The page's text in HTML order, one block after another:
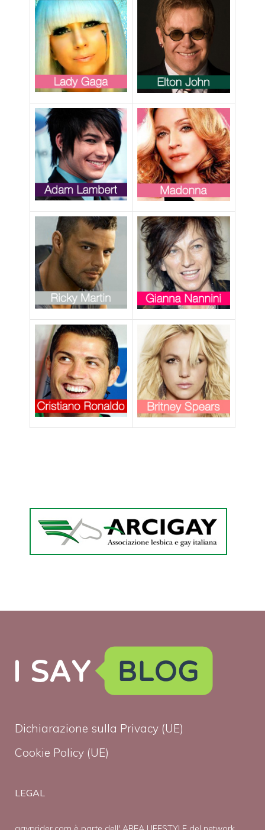
Dichiarazione sulla Privacy (UE)
Cookie Policy (UE)
LEGAL